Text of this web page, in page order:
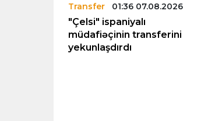
Transfer 01:36 07.08.2026
"Çelsi" ispaniyalı
müdafiəçinin transferini
yekunlaşdırdı